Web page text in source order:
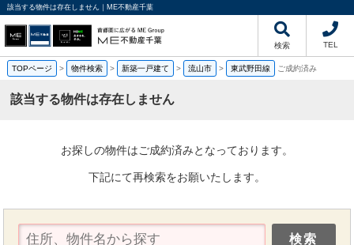
該当する物件は存在しません｜ME不動産千葉
検索 TEL
TOPページ > 物件検索 > 新築一戸建て > 流山市 > 東武野田線 ご成約済み
該当する物件は存在しません
お探しの物件はご成約済みとなっております。
下記にて再検索をお願いたします。